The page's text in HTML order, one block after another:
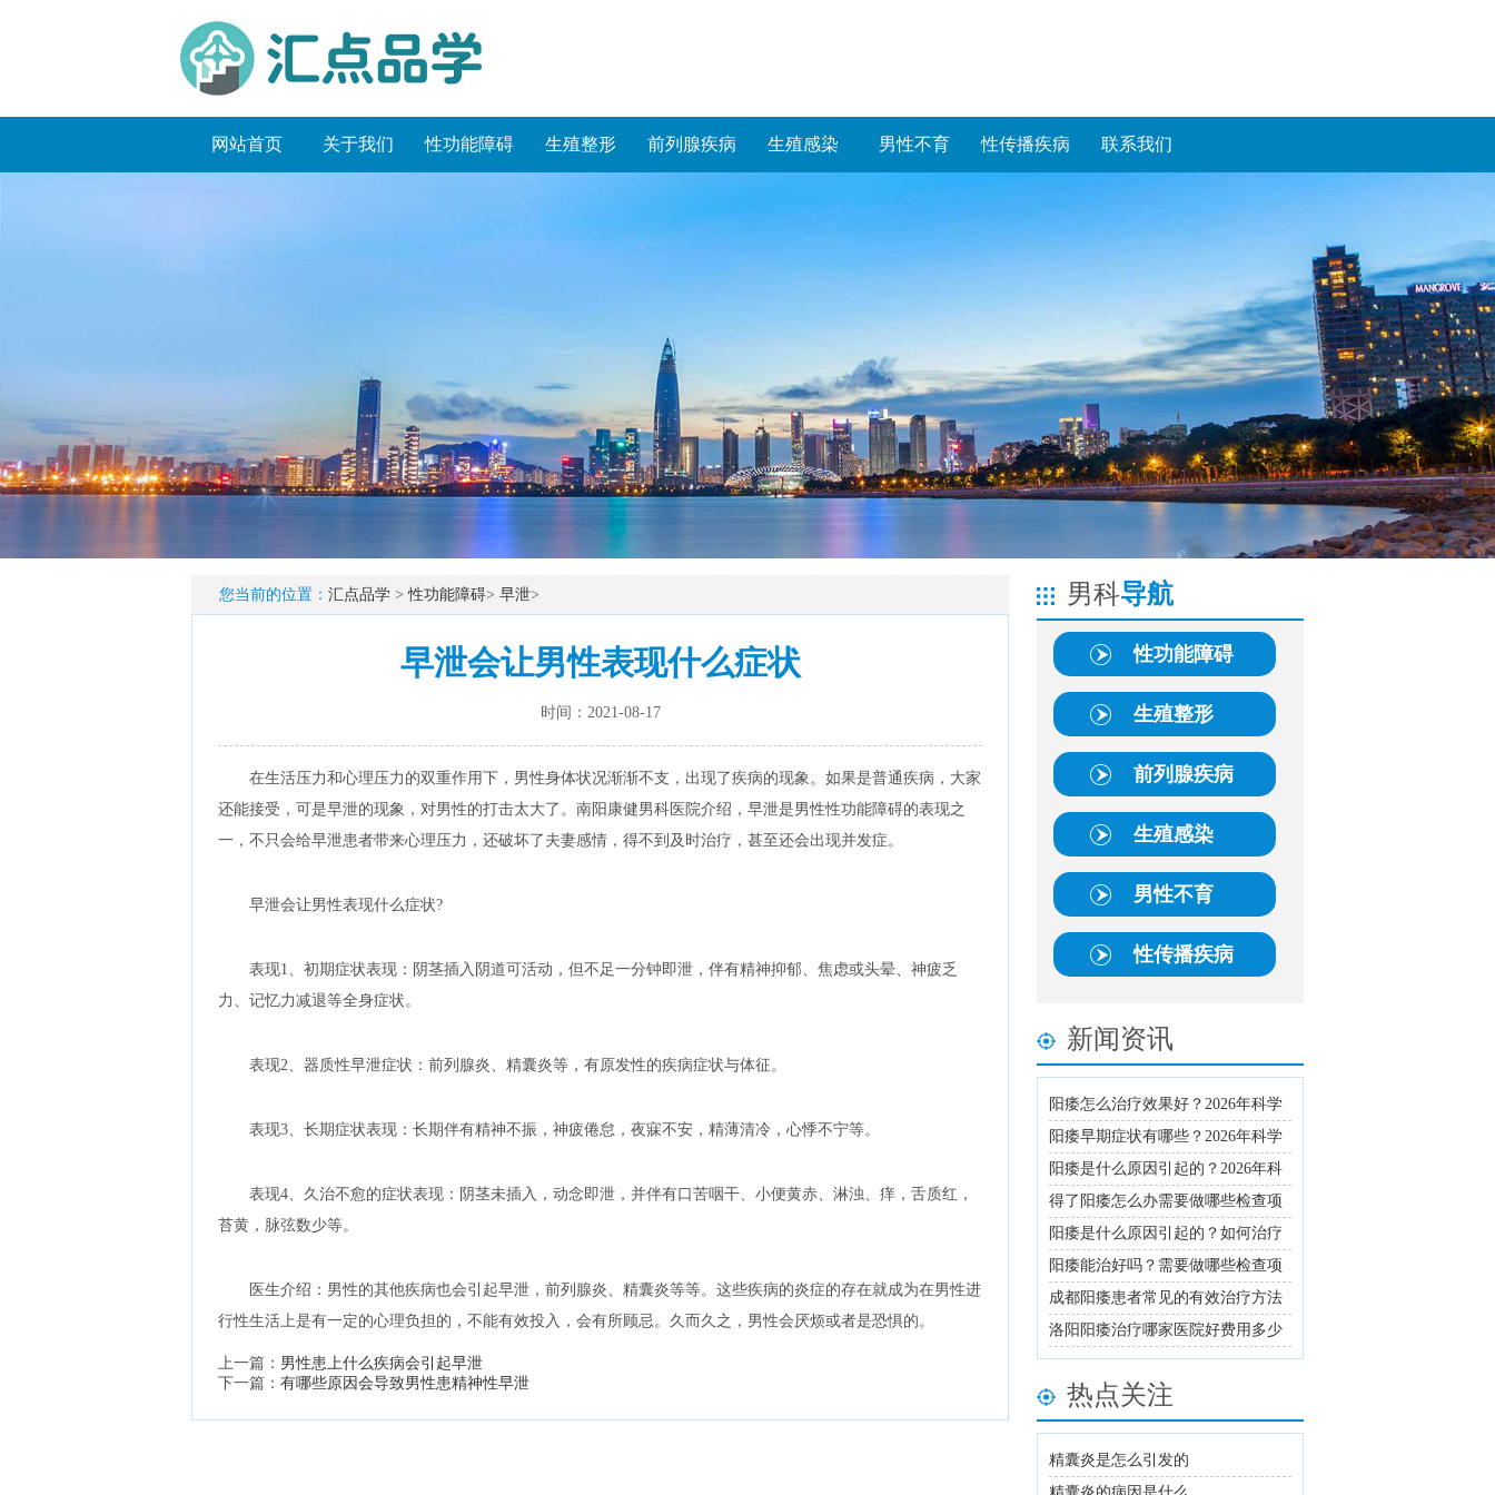
网站首页 关于我们 性功能障碍 生殖整形 前列腺疾病 生殖感染 男性不育 性传播疾病 联系我们
您当前的位置： 汇点品学 >性功能障碍> 早泄>
早泄会让男性表现什么症状
时间：2021-08-17
在生活压力和心理压力的双重作用下，男性身体状况渐渐不支，出现了疾病的现象。如果是普通疾病，大家
还能接受，可是早泄的现象，对男性的打击太大了。南阳康健男科医院介绍，早泄是男性性功能障碍的表现之
一，不只会给早泄患者带来心理压力，还破坏了夫妻感情，得不到及时治疗，甚至还会出现并发症。
早泄会让男性表现什么症状?
表现1、初期症状表现：阴茎插入阴道可活动，但不足一分钟即泄，伴有精神抑郁、焦虑或头晕、神疲乏
力、记忆力减退等全身症状。
表现2、器质性早泄症状：前列腺炎、精囊炎等，有原发性的疾病症状与体征。
表现3、长期症状表现：长期伴有精神不振，神疲倦怠，夜寐不安，精薄清冷，心悸不宁等。
表现4、久治不愈的症状表现：阴茎未插入，动念即泄，并伴有口苦咽干、小便黄赤、淋浊、痒，舌质红，
苔黄，脉弦数少等。
医生介绍：男性的其他疾病也会引起早泄，前列腺炎、精囊炎等等。这些疾病的炎症的存在就成为在男性进
行性生活上是有一定的心理负担的，不能有效投入，会有所顾忌。久而久之，男性会厌烦或者是恐惧的。
上一篇： 男性患上什么疾病会引起早泄
下一篇： 有哪些原因会导致男性患精神性早泄
男科导航
性功能障碍
生殖整形
前列腺疾病
生殖感染
男性不育
性传播疾病
新闻资讯
阳痿怎么治疗效果好？2026年科学
用药与生活调理全攻略
阳痿早期症状有哪些？2026年科学
治疗方法与用药指南详解
阳痿是什么原因引起的？2026年科
学治疗方法与日常调理建议
得了阳痿怎么办需要做哪些检查项
目才能确诊
阳痿是什么原因引起的？如何治疗
及日常注意事项
阳痿能治好吗？需要做哪些检查项
目
成都阳痿患者常见的有效治疗方法
有哪些
洛阳阳痿治疗哪家医院好费用多少
热点关注
精囊炎是怎么引发的